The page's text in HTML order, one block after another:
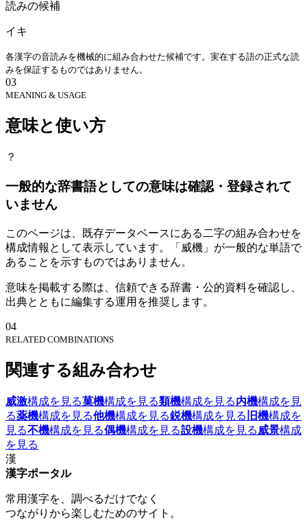
読みの候補
イキ
各漢字の音読みを機械的に組み合わせた候補です。実在する語の正式な読
みを保証するものではありません。
03
MEANING & USAGE
意味と使い方
？
一般的な辞書語としての意味は確認・登録されて
いません
このページは、既存データベースにある二字の組み合わせを
構成情報として表示しています。「威機」が一般的な単語で
あることを示すものではありません。
意味を掲載する際は、信頼できる辞書・公的資料を確認し、
出典とともに編集する運用を推奨します。
04
RELATED COMBINATIONS
関連する組み合わせ
威激構成を見る菓機構成を見る類機構成を見る内機構成を見
る薬機構成を見る他機構成を見る鋭機構成を見る 旧機構成を
見る不機構成を見る偶機構成を見る設機構成を見る威景構成
を見る
漢
漢字ポータル
常用漢字を、調べるだけでなく
つながりから楽しむためのサイト。